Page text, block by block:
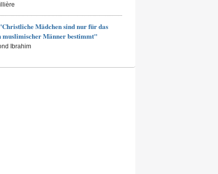
Mädchen sind nur für das
muslimischer Männer bestimmt"
Ibrahim